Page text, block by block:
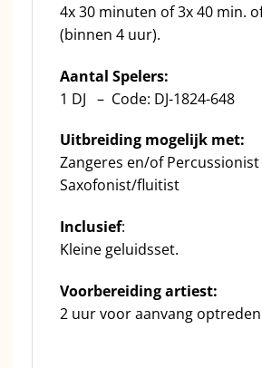
4x 30 minuten of 3x 40 min.
(binnen 4 uur).
Aantal Spelers:
1 DJ – Code: DJ-1824-648
Uitbreiding mogelijk met:
Zangeres en/of
Saxofonist/fluitist
Inclusief:
Kleine geluidsset.
Voorbereiding artiest:
2 uur voor aanvang